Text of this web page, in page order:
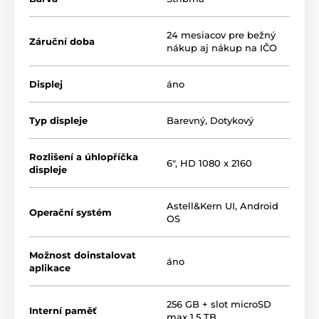
Prostredníctvom vstavaného sluchového testu
analyzuje prehrávač špecifiká ľavého a pravého ucha a
nezávisle kompenzuje prípadné frekvenčné prepady.
Na túto technológiu nadväzuje
dedikované ovládacie koliesko prepojené s Audiodo
ekvalizérom. Umožňuje jemnú korekciu pásiem (Bass,
Mid, Treble) v160 krokoch (od -8,0 dB do +8,0 dB).
Záruční doba
24 mesiacov pre bežný
nákup aj nákup na IČO
Displej áno
Typ displeje Barevný, Dotykový
Rozlišení a úhlopříčka
displeje
6", HD 1080 x 2160
Operační systém
Astell&Kern UI, Android
OS
Možnost doinstalovat
aplikace
áno
Interní paměť
256 GB + slot microSD